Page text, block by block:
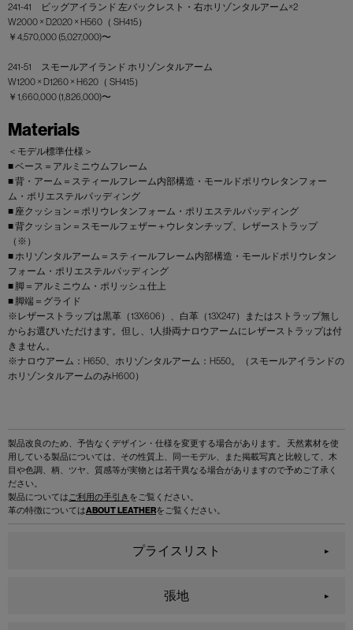
241-41 ビッグアイランド 左バックレスト・右ホリゾンタルアーム×2
W2000 × D2020 × H560（ SH415）
￥4,570,000 (5,027,000)〜
241-51 スモールアイランド ホリゾンタルアーム
W1200 × D1260 × H620（ SH415）
￥1,660,000 (1,826,000)〜
Materials
＜モデル標準仕様＞
■ ベース＝アルミニウムフレーム
■ 背・アーム＝スティールフレーム内部構造・モールドポリウレタンフォー
ム・ポリエステルパッディング
■ 座クッション＝ポリウレタンフォーム・ポリエステルパッディング
■ 背クッション＝スモールフェザー＋ウレタンチップ、レザーストラップ
（※）
■ ホリゾンタルアーム＝スティールフレーム内部構造・モールドポリウレタン
フォーム・ポリエステルパッディング
■ 脚＝アルミニウム・ポリッシュ仕上
■ 脚端＝グライド
※レザーストラップは黒革（13X606）、白革（13X247）またはストラップ無し
からお選びいただけます。但し、1人掛両ナロウアームにレザーストラップは付
きません。
※ナロウアーム：H650、ホリゾンタルアーム：H550。（スモールアイランドの
ホリゾンタルアームのみH600）
製品改良のため、予告なくデザイン・仕様を変更する場合があります。 天然素材を使
用している製品については、その性質上、同一モデル、また掲載写真と比較して、木
目や色調、柄、ツヤ、質感等が実物とは若干異なる場合がありますので予めご了承く
ださい。
製品については ご利用の手引き をご覧ください。
革の特徴についてはABOUT LEATHERをご覧ください。
プライスリスト
張地